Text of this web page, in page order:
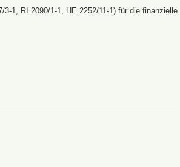
1, RI 2090/1-1, HE 2252/11-1) für die finanzielle